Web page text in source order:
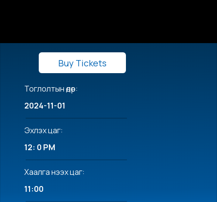
Buy Tickets
Тоглолтын өдөр:
2024-11-01
Эхлэх цаг:
12: 0 PM
Хаалга нээх цаг:
11:00